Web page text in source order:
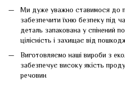
Ми дуже уважно ставимося до
забезпечити їхню безпеку під
деталь запакована у спінений
цілісність і захищає від
Виготовляємо наші вироби з
забезпечує високу якість
речовин